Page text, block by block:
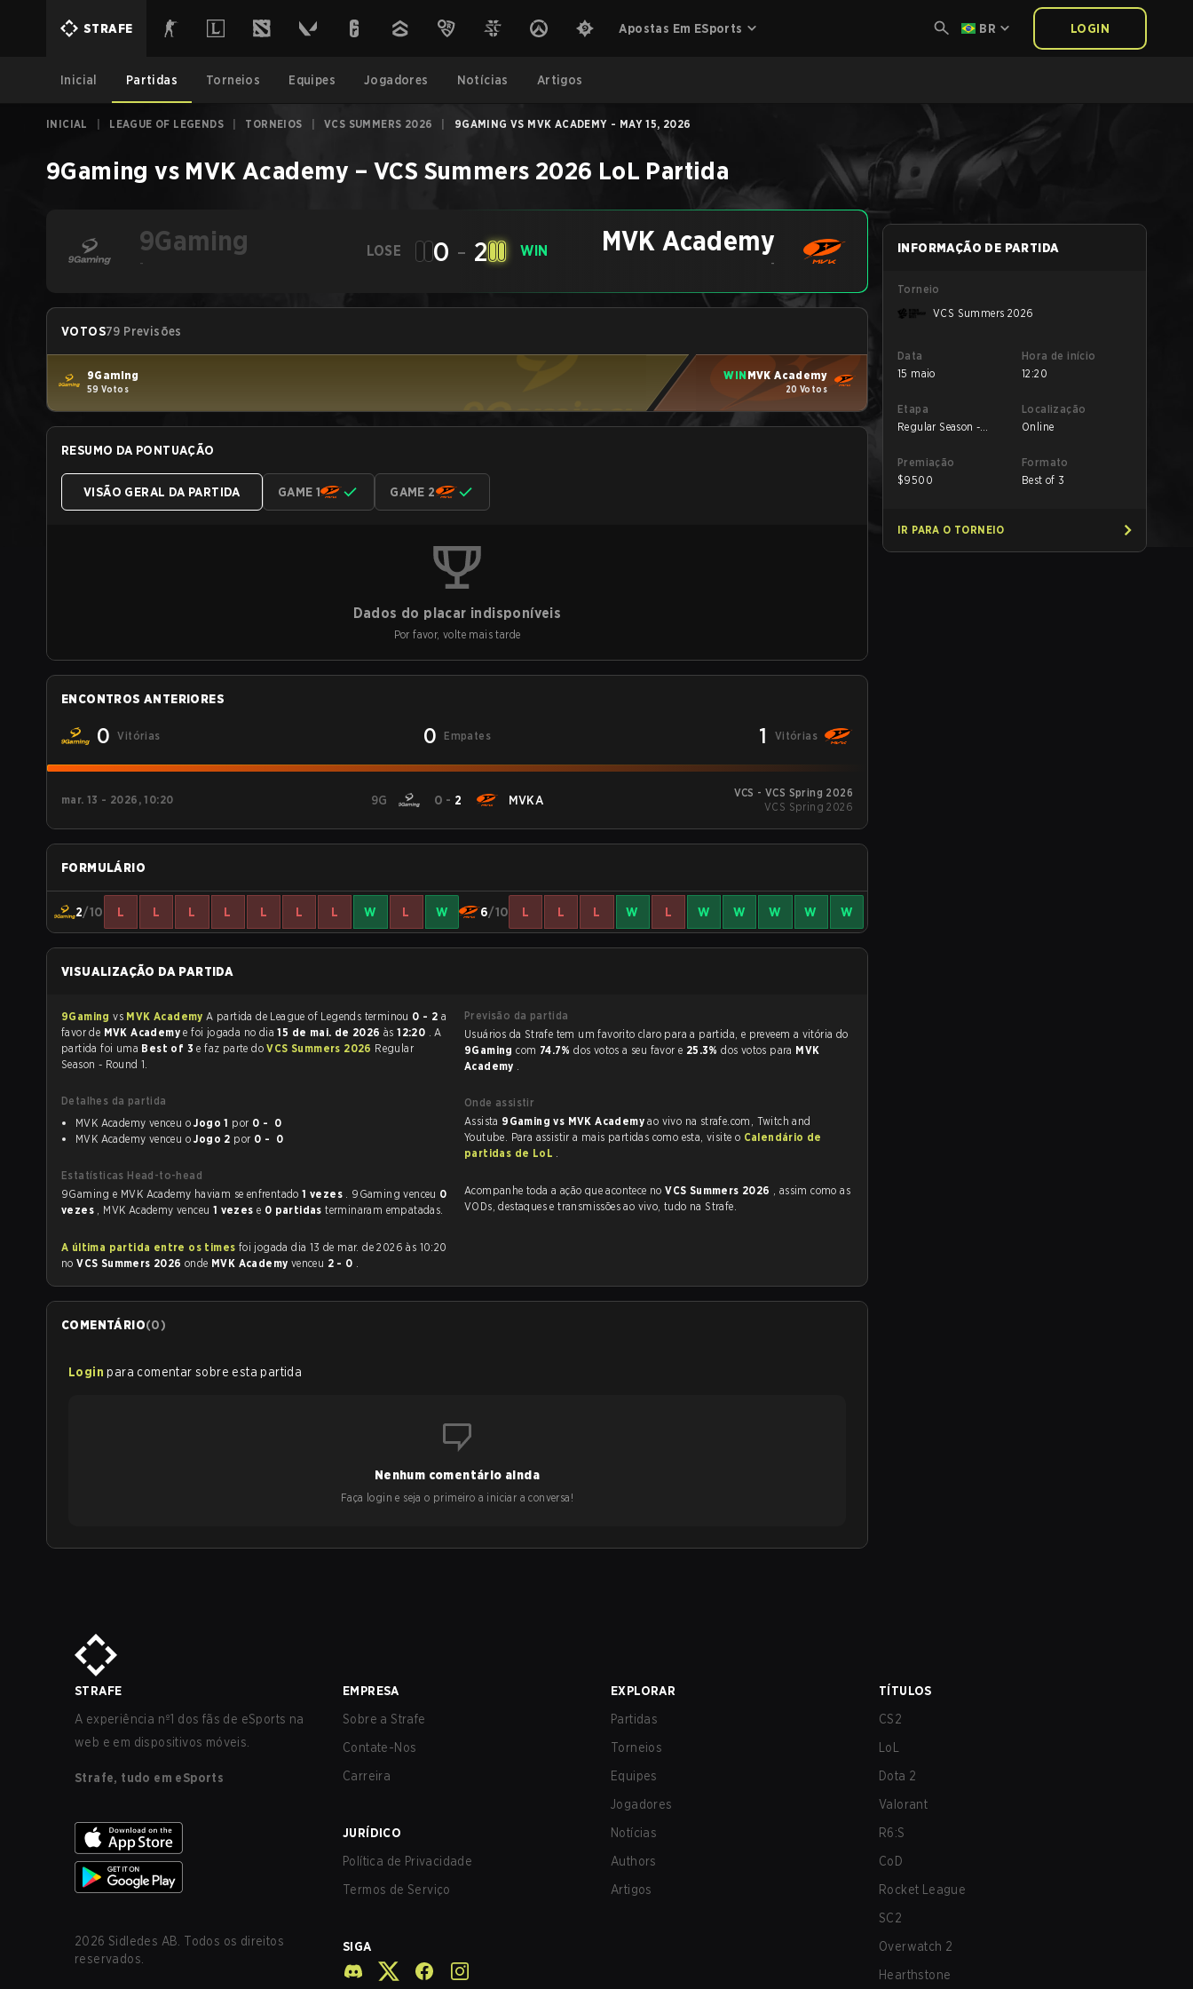
STRAFE Apostas Em ESports BR LOGIN
Inicial Partidas Torneios Equipes Jogadores Notícias Artigos
INICIAL LEAGUE OF LEGENDS TORNEIOS VCS SUMMERS 2026 9GAMING VS MVK ACADEMY - MAY 15, 2026
9Gaming vs MVK Academy –VCS Summers 2026 LoL Partida
9Gaming
-
LOSE 0 - 2 WIN MVK Academy
-
VOTOS79 Previsões
9Gaming
59 Votos
WIN MVK Academy
20 Votos
RESUMO DA PONTUAÇÃO
VISÃO GERAL DA PARTIDA GAME 1 GAME 2
Dados do placar indisponíveis
Por favor, volte mais tarde
ENCONTROS ANTERIORES
0 Vitórias 0 Empates 1 Vitórias
mar. 13 - 2026, 10:20 9G 0 - 2 MVKA
VCS - VCS Spring 2026
VCS Spring 2026
FORMULÁRIO
2/10 L L L L L L L W L W 6/10 L L L W L W W W W W
VISUALIZAÇÃO DA PARTIDA
9Gamingvs MVK Academy A partida de League of Legends terminou 0 - 2
favor de MVK Academy e foi jogada no dia15 de mai. de 2026 às12:20 . A
partida foi uma Best of 3e faz parte doVCS Summers 2026 Regular
Season - Round 1.
Detalhes da partida
MVK Academy venceu oJogo 1 por
0 - 0
MVK Academy venceu oJogo 2 por 0 - 0
Estatísticas Head-to-head
9Gaming e MVK Academy haviam se enfrentado1 vezes . 9Gaming venceu 0
vezes , MVK Academy venceu 1 vezes e 0 partidasterminaram empatadas.
A última partida entre os times
noVCS Summers 2026 onde MVK Academy venceu 2 - 0 .
Previsão da partida
Usuários da Strafe tem um favorito claro para a partida, e preveem a vitória do
9Gamingcom 74.7%dos votos a seu favor e 25.3%dos votos para MVK
Academy .
Onde assistir
Assista 9Gaming vs MVK Academyao vivo na strafe.com, Twitch and
Youtube. Para assistir a mais partidas como esta, visite o Calendário de
partidas de LoL .
Acompanhe toda a ação que acontece noVCS Summers 2026 , assim como as
VODs, destaques e transmissões ao vivo, tudo na Strafe.
COMENTÁRIO(0)
Login para comentar sobre esta partida
Nenhum comentário ainda
Faça login e seja o primeiro a iniciar a conversa!
INFORMAÇÃO DE PARTIDA
Torneio
VCS Summers 2026
Data
15 maio
Hora de início
12:20
Etapa
Regular Season -
Localização
Online
Premiação
$9500
Formato
Best of 3
IR PARA O TORNEIO
STRAFE
A experiência nº1 dos fãs de eSports na
web e em dispositivos móveis.
Strafe, tudo em eSports
2026 Sidledes AB. Todos os direitos
reservados.
EMPRESA
Sobre a Strafe
Contate-Nos
Carreira
JURÍDICO
Política de Privacidade
Termos de Serviço
SIGA
EXPLORAR
Partidas
Torneios
Equipes
Jogadores
Notícias
Authors
Artigos
TÍTULOS
CS2
LoL
Dota 2
Valorant
R6:S
CoD
Rocket League
SC2
Overwatch 2
Hearthstone